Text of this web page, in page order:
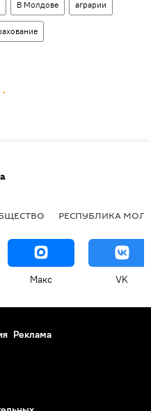
В Молдове аграрии
РЕСПУБЛИКА
Макс VK
Реклама